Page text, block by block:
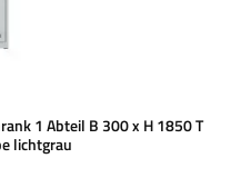
1 Abteil B 300 x H 1850 T
lichtgrau